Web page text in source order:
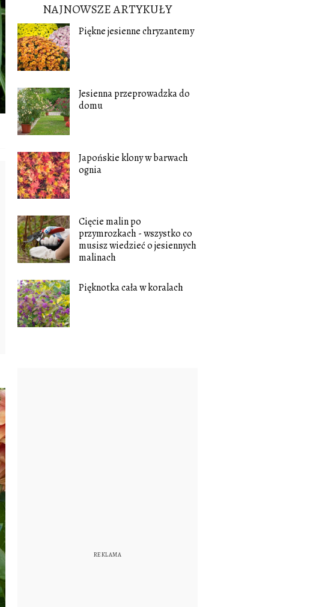
NAJNOWSZE ARTYKUŁY
Piękne jesienne chryzantemy
Jesienna przeprowadzka do
domu
Japońskie klony w barwach
ognia
Cięcie malin po
przymrozkach - wszystko co
musisz wiedzieć o jesiennych
malinach
Pięknotka cała w koralach